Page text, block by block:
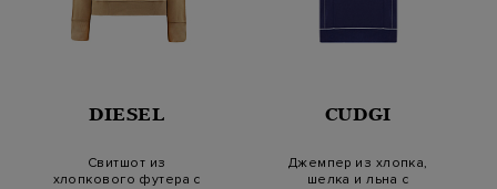
DIESEL
Свитшот из
хлопкового футера с
CUDGI
Джемпер из хлопка,
шелка и льна с